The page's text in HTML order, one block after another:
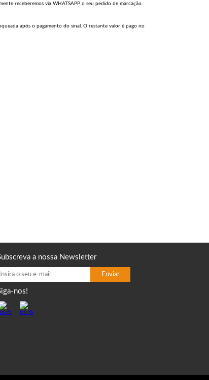
receberemos via WHATSAPP o seu pedido de marcação.
após o pagamento do sinal. O restante valor é pago no
a nossa Newsletter
nos!